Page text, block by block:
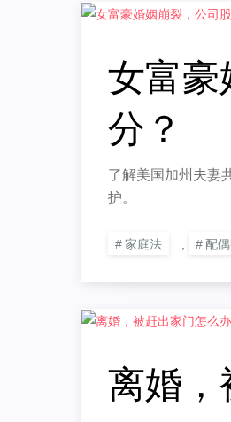
女富豪
分？
了解美国加州夫妻
护。
家庭法 配
离婚，